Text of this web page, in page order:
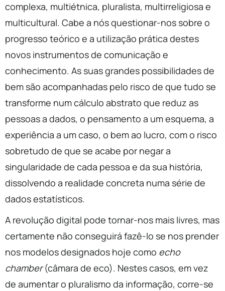
complexa, multiétnica, pluralista, multirreligiosa e
multicultural. Cabe a nós questionar-nos sobre o
progresso teórico e a utilização prática destes
novos instrumentos de comunicação e
conhecimento. As suas grandes possibilidades de
bem são acompanhadas pelo risco de que tudo se
transforme num cálculo abstrato que reduz as
pessoas a dados, o pensamento a um esquema, a
experiência a um caso, o bem ao lucro, com o risco
sobretudo de que se acabe por negar a
singularidade de cada pessoa e da sua história,
dissolvendo a realidade concreta numa série de
dados estatísticos.
A revolução digital pode tornar-nos mais livres, mas
certamente não conseguirá fazê-lo se nos prender
nos modelos designados hoje como echo
chamber(câmara de eco). Nestes casos, em vez
de aumentar o pluralismo da informação, corre-se